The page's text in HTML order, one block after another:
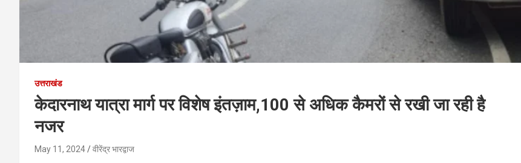
उत्तराखंड
केदारनाथ यात्रा मार्ग पर विशेष इंतज़ाम,100 से अधिक कैमरों से रखी जा रही है
नजर
May 11, 2024 वीरेंद्र भारद्वाज